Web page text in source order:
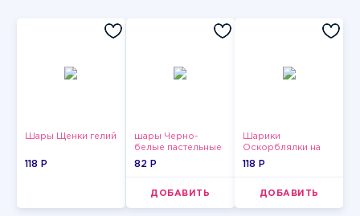
Шары Щенки гелий
118 P
шары Черно-
белые пастельные
82 P
ДОБАВИТЬ
Шарики
Оскорблялки на
день рождения для
118 P
ДОБАВИТЬ